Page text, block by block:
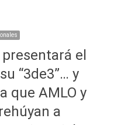
el
“3de3”… y
que AMLO y
a